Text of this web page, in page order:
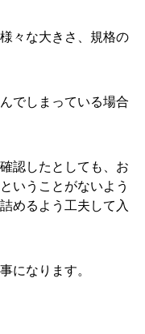
々な大きさ、規格の
でしまっている場合
認したとしても、お
いうことがないよう
めるよう工夫して入
になります。